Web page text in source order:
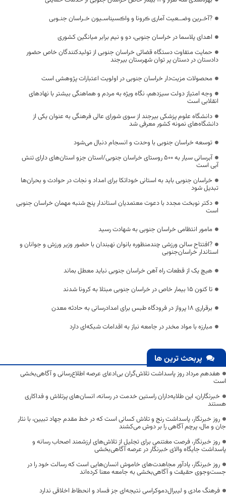
?آخـرین وضــعیت آماری ڪرونا و واڪسیناسـیون خـراسان جنـوبی
اهدای پلاسما در خراسان جنوبی، دو و نیم برابر میانگین کشوری
حمایت متفاوت دستگاه قضائی خراسان جنوبی از تولیدکنندگان خاص حضور
دادستان در دستان پر توان شهرستان بیرجند
محصولات مزیت‌دار خراسان جنوبی در اولویت اعتبارات پژوهشی است
وجه امتیاز دولت سیزدهم، نگاه ویژه به مردم و هماهنگی بیشتر با نهادهای
انقلابی است
دانشگاه علوم پزشکی بیرجند از سوی شورای عالی فرهنگی به عنوان یکی از
دانشگاه‌های نمونه کشور معرفی شد
توسعه خراسان جنوبی با وحدت و انسجام دنبال می‌شود
آبرسانی سیار به ۵۰۰ روستای خراسان جنوبی/استان جزو استان‌های دارای تنش
آبی است
خراسان جنوبی باید به استانی خوداتکا برای امداد و نجات در حوادث و بحران‌ها
تبدیل شود
دکتر نوبخت مجدد با دعوت معتمدیان استاندار پنج شنبه مهمان خراسان جنوبی
است
مامور انتظامی خراسان جنوبی به شهادت رسید
?افتتاح سالن ورزشی چندمنظوره بانوان نهبندان با حضور وزیر ورزش و جوانان و
استاندار خراسان‌جنوبی
هیچ یک از قطعات راه آهن خراسان جنوبی نباید معطل بماند
تا کنون ۱۵ بیمار خاص در خراسان جنوبی مبتلا به کرونا شدند
برقراری ۱۸ پرواز در فرودگاه طبس برای امدادرسانی به حادثه‌ معدن
مبارزه با مواد مخدر در جامعه نیاز به اقدامات شبکه‌ای دارد
پربحث ترین ها
هفدهم مرداد روز پاسداشت تلاش‌گران بی‌ادعای عرصه اطلاع‌رسانی و آگاهی‌بخشی
است
خبرنگاران، این طلایه‌داران راستین خدمت در رسانه، انسان‌های پرتلاش و فداکاری
هستند
روز خبرنگار، پاسداشت رنج و تلاش کسانی است که در خط مقدم جهاد تبیین، با نثار
جان و مال، پرچم آگاهی را بر دوش می‌کشند
روز خبرنگار، فرصت مغتنمی برای تجلیل از تلاش‌های ارزشمند اصحاب رسانه و
پاسداشت جایگاه والای خبرنگار در عرصه آگاهی‌بخشی
روز خبرنگار، یادآور مجاهدت‌های خاموش انسان‌هایی است که رسالت خود را در
جست‌وجوی حقیقت و آگاهی‌بخشی به جامعه معنا کرده‌اند
فرهنگ مادی و لیبرال‌دموکراسی نتیجه‌ای جز فساد و انحطاط اخلاقی ندارد